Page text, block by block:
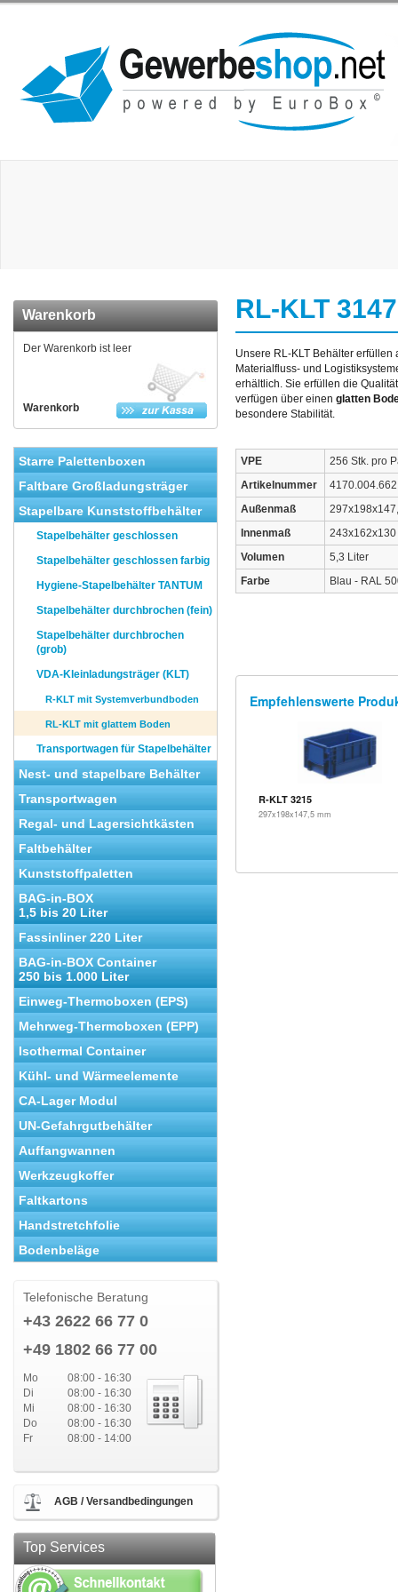
Warenkorb
Warenkorb
Der Warenkorb ist leer
Starre Palettenboxen
Faltbare Großladungsträger
Stapelbare Kunststoffbehälter
Stapelbehälter geschlossen
Stapelbehälter geschlossen farbig
Hygiene-Stapelbehälter TANTUM
Stapelbehälter durchbrochen (fein)
Stapelbehälter durchbrochen
(grob)
VDA-Kleinladungsträger (KLT)
R-KLT mit Systemverbundboden
RL-KLT mit glattem Boden
Transportwagen für Stapelbehälter
Nest- und stapelbare Behälter
Transportwagen
Regal- und Lagersichtkästen
Faltbehälter
Kunststoffpaletten
BAG-in-BOX
1,5 bis 20 Liter
Fassinliner 220 Liter
BAG-in-BOX Container
250 bis 1.000 Liter
Einweg-Thermoboxen (EPS)
Mehrweg-Thermoboxen (EPP)
Isothermal Container
Kühl- und Wärmeelemente
CA-Lager Modul
UN-Gefahrgutbehälter
Auffangwannen
Werkzeugkoffer
Faltkartons
Handstretchfolie
Bodenbeläge
Telefonische Beratung
+43 2622 66 77 0
+49 1802 66 77 00
Mo
08:00 - 16:30
Di
08:00 - 16:30
Mi
08:00 - 16:30
Do
08:00 - 16:30
Fr
08:00 - 14:00
AGB / Versandbedingungen
Top Services
RL-KLT 3147
Unsere RL-KLT Behälter
Materialfluss- und
erhältlich. Sie erfüllen die
verfügen über einen glatten
besondere Stabilität.
VPE
256 Stk. pro
Artikelnummer
4170.004.662
Außenmaß
Innenmaß
243x162x130
Volumen
5,3 Liter
Farbe
Blau - RAL
Empfehlenswerte
R-KLT 3215
297x198x147,5 mm